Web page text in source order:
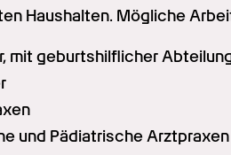
Haushalten. Mögliche
mit geburtshilflicher
und Pädiatrische Arztpraxen